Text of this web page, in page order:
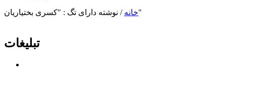
خانه / نوشته دارای تگ : "کسری بختیاریان"
تبلیغات